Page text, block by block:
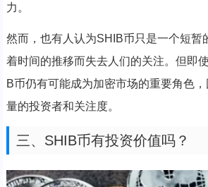
力。
然而，也有人认为SHIB币只是一个短暂
着时间的推移而失去人们的关注。但即
B币仍有可能成为加密市场的重要角色
量的投资者和关注度。
三、SHIB币有投资价值吗？